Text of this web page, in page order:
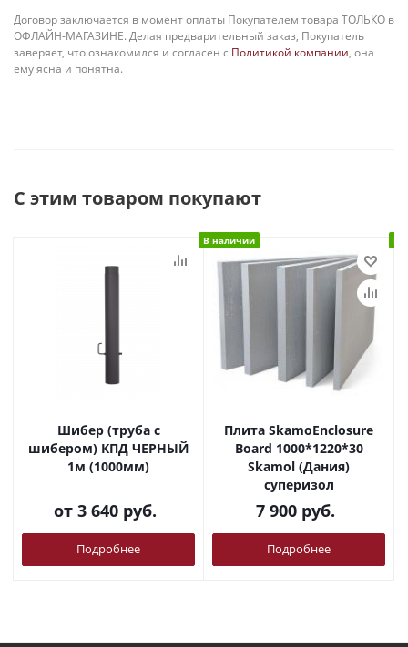
Договор заключается в момент оплаты Покупателем товара ТОЛЬКО в
ОФЛАЙН-МАГАЗИНЕ. Делая предварительный заказ, Покупатель
заверяет, что ознакомился и согласен с Политикой компании, она
ему ясна и понятна.
С этим товаром покупают
Шибер (труба с
шибером) КПД ЧЕРНЫЙ
1м (1000мм)
от 3 640 руб.
Подробнее
В наличии
Плита SkamoEnclosure
Board 1000*1220*30
Skamol (Дания)
суперизол
7 900 руб.
Подробнее
В